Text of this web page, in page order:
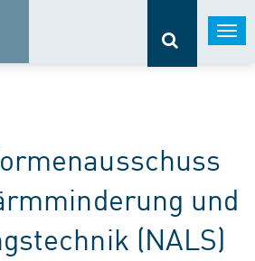
und
(NALS)